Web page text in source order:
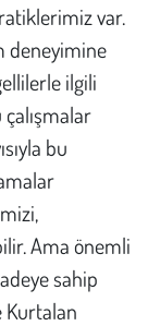
var.
deneyimine
ilgili
bu
Ama önemli
sahip
Kurtalan